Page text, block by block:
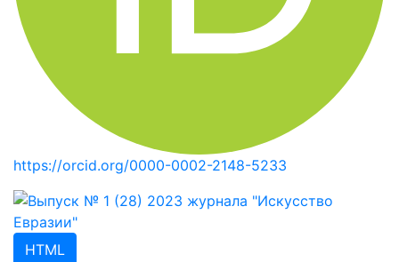
https://orcid.org/0000-0002-2148-5233
HTML